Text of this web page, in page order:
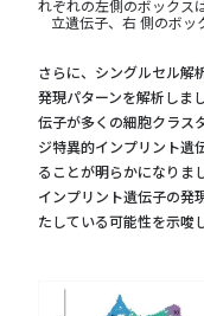
れぞれの左側のボックス
⽴遺伝⼦、右 側のボッ
さらに、シングルセル解
発現パターンを解析しま
伝子が多くの細胞クラス
ジ特異的インプリント遺
ることが明らかになりま
インプリント遺伝子の発
たしている可能性を示唆